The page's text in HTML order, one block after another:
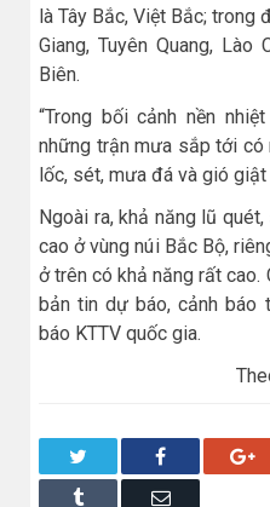
là Tây Bắc, Việt Bắc; trong
Giang, Tuyên Quang, Lào
Biên.
“Trong bối cảnh nền
những trận mưa sắp tới có
lốc, sét, mưa đá và gió giật
Ngoài ra, khả năng lũ
cao ở vùng núi Bắc Bộ,
ở trên có khả năng rất
bản tin dự báo, cảnh báo
báo KTTV quốc gia.
Facebook
Tumblr Email